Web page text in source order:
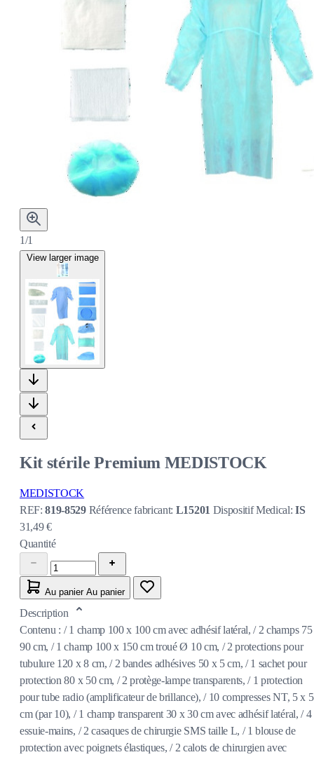
1/1
View larger image
Kit stérile Premium MEDISTOCK
MEDISTOCK
REF:819-8529 Référence fabricant: L15201 Dispositif Medical:IS
31,49 €
Quantité
Au panier Au panier
Description
Contenu : / 1 champ 100 x 100 cm avec adhésif latéral, / 2 champs
90 cm, / 1 champ 100 x 150 cm troué Ø 10 cm, / 2 protections pour
tubulure 120 x 8 cm, / 2 bandes adhésives 50 x 5 cm, / 1 sachet pour
protection 80 x 50 cm, / 2 protège-lampe transparents, / 1 protection
pour tube radio (amplificateur de brillance), / 10 compresses NT, 5 x 5
cm (par 10), / 1 champ transparent 30 x 30 cm avec adhésif latéral, / 4
essuie-mains, / 2 casaques de chirurgie SMS taille L, / 1 blouse de
protection avec poignets élastiques, / 2 calots de chirurgien avec